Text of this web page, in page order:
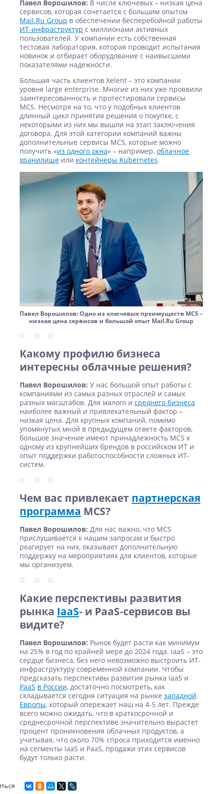
Павел Ворошилов: В числе ключевых – низкая цена
сервисов, которая сочетается с большим опытом
Mail.Ru Group в обеспечении бесперебойной работы
ИТ-инфраструктур с миллионами активных
пользователей. У компании есть собственная
тестовая лаборатория, которая проводит испытания
новинок и отбирает оборудование с наивысшими
показателями надежности.
Большая часть клиентов Xelent – это компании
уровня large enterprise. Многие из них уже проявили
заинтересованность и протестировали сервисы
MCS. Несмотря на то, что у подобных клиентов
длинный цикл принятия решения о покупке, с
некоторыми из них мы вышли на этап заключения
договора. Для этой категории компаний важны
дополнительные сервисы MCS, которые можно
получить «из одного окна» – например, облачное
хранилище или контейнеры Kubernetes.
Павел Ворошилов: Одно из ключевых преимуществ MCS –
низкая цена сервисов и большой опыт Mail.Ru Group
Какому профилю бизнеса
интересны облачные решения?
Павел Ворошилов: У нас большой опыт работы с
компаниями из самых разных отраслей и самых
разных масштабов. Для малого и среднего бизнеса
наиболее важный и привлекательный фактор –
низкая цена. Для крупных компаний, помимо
упомянутых мной в предыдущем ответе факторов,
большое значение имеют принадлежность MCS к
одному из крупнейших брендов в российском ИТ и
опыт поддержки работоспособности сложных ИТ-
систем.
Чем вас привлекает партнерская
программа MCS?
Павел Ворошилов: Для нас важно, что MCS
прислушивается к нашим запросам и быстро
реагирует на них, оказывает дополнительную
поддержку на мероприятиях для клиентов, которые
мы организуем.
Какие перспективы развития
рынка IaaS- и PaaS-сервисов вы
видите?
Павел Ворошилов: Рынок будет расти как минимум
на 25% в год по крайней мере до 2024 года. IaaS – это
сердце бизнеса, без него невозможно выстроить ИТ-
инфраструктуру современной компании. Чтобы
предсказать перспективы развития рынка IaaS и
PaaS в России, достаточно посмотреть, как
складывается сегодня ситуация на рынке западной
Европы, который опережает наш на 4-5 лет. Прежде
всего можно ожидать, что в краткосрочной и
среднесрочной перспективе значительно вырастет
процент проникновения облачных продуктов, а
учитывая, что около 70% спроса приходится именно
на сегменты IaaS и PaaS, продажи этих сервисов
будут только расти.